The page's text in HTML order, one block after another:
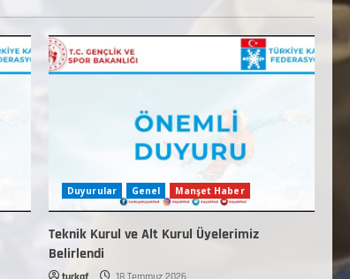
Duyurular Genel Manşet Haber
Teknik Kurul ve Alt Kurul Üyelerimiz
Belirlendi